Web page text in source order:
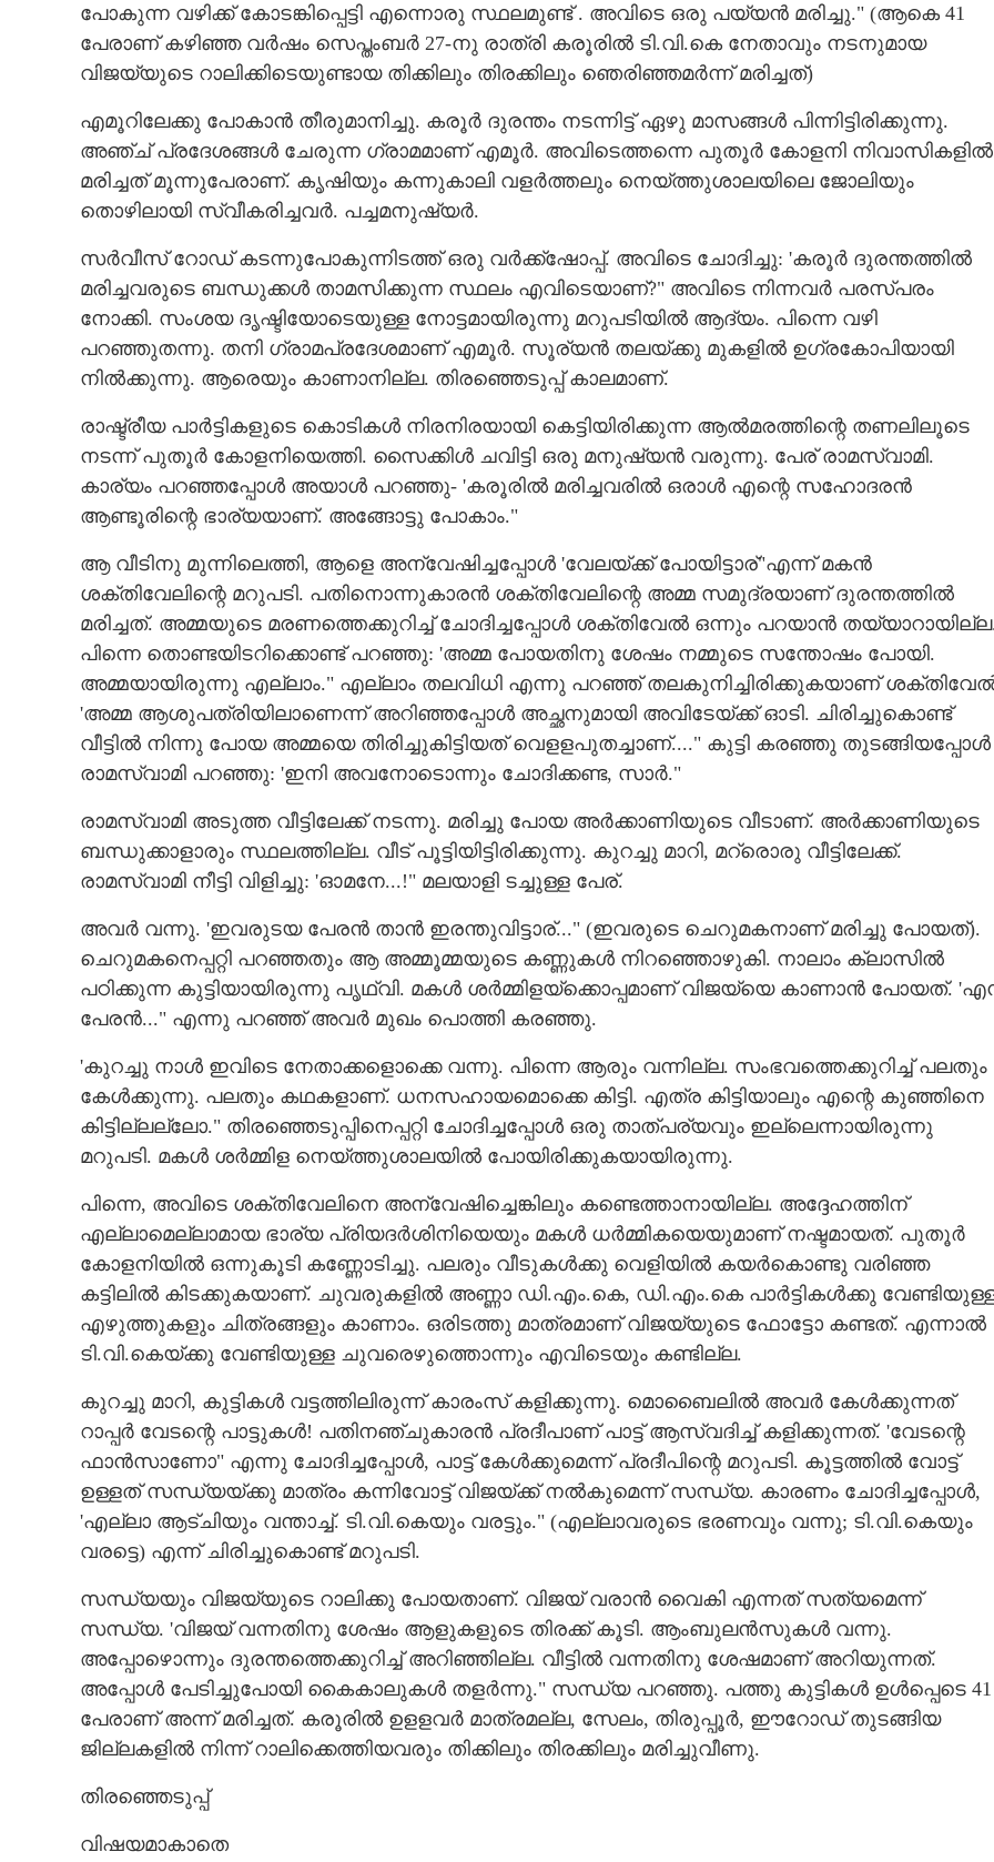
പോകുന്ന വഴിക്ക് കോടങ്കിപ്പെട്ടി എന്നൊരു സ്ഥലമുണ്ട് . അവിടെ ഒരു പയ്യൻ മരിച്ചു." (ആകെ 41
പേരാണ് കഴിഞ്ഞ വർഷം സെപ്തംബർ 27-നു രാത്രി കരൂരിൽ ടി.വി.കെ നേതാവും നടനുമായ
വിജയ്‌യുടെ റാലിക്കിടെയുണ്ടായ തിക്കിലും തിരക്കിലും ഞെരിഞ്ഞമർന്ന് മരിച്ചത്)
എമൂറിലേക്കു പോകാൻ തീരുമാനിച്ചു. കരൂർ ദുരന്തം നടന്നിട്ട് ഏഴു മാസങ്ങൾ പിന്നിട്ടിരിക്കുന്നു.
അഞ്ച് പ്രദേശങ്ങൾ ചേരുന്ന ഗ്രാമമാണ് എമൂർ. അവിടെത്തന്നെ പുതൂർ കോളനി നിവാസികളിൽ
മരിച്ചത് മൂന്നുപേരാണ്. കൃഷിയും കന്നുകാലി വളർത്തലും നെയ്ത്തുശാലയിലെ ജോലിയും
തൊഴിലായി സ്വീകരിച്ചവർ. പച്ചമനുഷ്യർ.
സർവീസ് റോഡ് കടന്നുപോകുന്നിടത്ത് ഒരു വർക്ക്‌ഷോപ്പ്. അവിടെ ചോദിച്ചു: 'കരൂ‌ർ ദുരന്തത്തിൽ
മരിച്ചവരുടെ ബന്ധുക്കൾ താമസിക്കുന്ന സ്ഥലം എവിടെയാണ്?" അവിടെ നിന്നവർ പരസ്പരം
നോക്കി. സംശയ ദൃഷ്ടിയോടെയുള്ള നോട്ടമായിരുന്നു മറുപടിയിൽ ആദ്യം. പിന്നെ വഴി
പറഞ്ഞുതന്നു. തനി ഗ്രാമപ്രദേശമാണ് എമൂർ. സൂര്യൻ തലയ്ക്കു മുകളിൽ ഉഗ്രകോപിയായി
നിൽക്കുന്നു. ആരെയും കാണാനില്ല. തിരഞ്ഞെടുപ്പ് കാലമാണ്.
രാഷ്ട്രീയ പാർട്ടികളുടെ കൊടികൾ നിരനിരയായി കെട്ടിയിരിക്കുന്ന ആൽമരത്തിന്റെ തണലിലൂടെ
നടന്ന് പുതൂർ കോളനിയെത്തി. സൈക്കിൾ ചവിട്ടി ഒരു മനുഷ്യൻ വരുന്നു. പേര് രാമസ്വാമി.
കാര്യം പറഞ്ഞപ്പോൾ അയാൾ പറ‌ഞ്ഞു- 'കരൂരിൽ മരിച്ചവരിൽ ഒരാൾ എന്റെ സഹോദരൻ
ആണ്ടൂരിന്റെ ഭാര്യയാണ്. അങ്ങോട്ടു പോകാം."
ആ വീടിനു മുന്നിലെത്തി, ആളെ അന്വേഷിച്ചപ്പോൾ 'വേലയ്ക്ക് പോയിട്ടാര്"എന്ന് മകൻ
ശക്തിവേലിന്റെ മറുപടി. പതിനൊന്നുകാരൻ ശക്തിവേലിന്റെ അമ്മ സമുദ്ര‌യാണ് ദുരന്തത്തിൽ
മരിച്ചത്. അമ്മയുടെ മരണത്തെക്കുറിച്ച് ചോദിച്ചപ്പോൾ ശക്തിവേൽ ഒന്നും പറയാൻ
പിന്നെ തൊണ്ടയിടറിക്കൊണ്ട് പറഞ്ഞു: 'അമ്മ പോയതിനു ശേഷം നമ്മുടെ സന്തോഷം പോയി.
അമ്മയായിരുന്നു എല്ലാം." എല്ലാം തലവിധി എന്നു പറഞ്ഞ് തലകുനിച്ചിരിക്കുകയാണ്
'അമ്മ ആശുപത്രിയിലാണെന്ന് അറിഞ്ഞപ്പോൾ അച്ഛനുമായി അവിടേയ്ക്ക് ഓടി. ചിരിച്ചുകൊണ്ട്
വീട്ടിൽ നിന്നു പോയ അമ്മയെ തിരിച്ചുകിട്ടിയത് വെളളപുതച്ചാണ്...." കുട്ടി കരഞ്ഞു തുടങ്ങിയപ്പോൾ
രാമസ്വാമി പറഞ്ഞു: 'ഇനി അവനോടൊന്നും ചോദിക്കണ്ട, സാ‌ർ."
രാമസ്വാമി അടുത്ത വീട്ടിലേക്ക് നടന്നു. മരിച്ചു പോയ അർക്കാണിയുടെ വീടാണ്. അർക്കാണിയുടെ
ബന്ധുക്കാളാരും സ്ഥലത്തില്ല. വീട് പൂട്ടിയിട്ടിരിക്കുന്നു. കുറച്ചു മാറി,​ മറ്രൊരു വീട്ടിലേക്ക്.
രാമസ്വാമി നീട്ടി വിളിച്ചു: 'ഓമനേ...!" മലയാളി ടച്ചുള്ള പേര്.
അവർ വന്നു. 'ഇവരുടയ പേരൻ താൻ ഇരന്തുവിട്ടാര്..." (ഇവരുടെ ചെറുമകനാണ് മരിച്ചു പോയത്).
ചെറുമകനെപ്പറ്റി പറഞ്ഞതും ആ അമ്മൂമ്മയുടെ കണ്ണുകൾ നിറഞ്ഞൊഴുകി. നാലാം ക്ലാസിൽ
പഠിക്കുന്ന കുട്ടിയായിരുന്നു പൃഥ്വി. മകൾ ശർമ്മിളയ്ക്കൊപ്പമാണ് വിജയ്‌യെ കാണാൻ പോയത്.
പേരൻ..." എന്നു പറഞ്ഞ് അവർ മുഖം പൊത്തി കരഞ്ഞു.
'കുറച്ചു നാൾ ഇവിടെ നേതാക്കളൊക്കെ വന്നു. പിന്നെ ആരും വന്നില്ല. സംഭവത്തെക്കുറിച്ച് പലതും
കേൾക്കുന്നു. പലതും കഥകളാണ്. ധനസഹായമൊക്കെ കിട്ടി. എത്ര കിട്ടിയാലും എന്റെ കുഞ്ഞിനെ
കിട്ടില്ലല്ലോ." തിരഞ്ഞെടുപ്പിനെപ്പറ്റി ചോദിച്ചപ്പോൾ ഒരു താത്പര്യവും ഇല്ലെന്നായിരുന്നു
മറുപടി. മകൾ ശർമ്മിള നെയ്ത്തുശാലയിൽ പോയിരിക്കുകയായിരുന്നു.
പിന്നെ, അവിടെ ശക്തിവേലിനെ അന്വേഷിച്ചെങ്കിലും കണ്ടെത്താനായില്ല. അദ്ദേഹത്തിന്
എല്ലാമെല്ലാമായ ഭാര്യ പ്രിയദർശിനിയെയും മകൾ ധർമ്മികയെയുമാണ് നഷ്ടമായത്. പുതൂർ
കോളനിയിൽ ഒന്നുകൂടി കണ്ണോടിച്ചു. പലരും വീടുകൾക്കു വെളിയിൽ കയർകൊണ്ടു വരിഞ്ഞ
കട്ടിലിൽ കിടക്കുകയാണ്. ചുവരുകളിൽ അണ്ണാ ഡി.എം.കെ, ഡി.എം.കെ പാർട്ടികൾക്കു
എഴുത്തുകളും ചിത്രങ്ങളും കാണാം. ഒരിടത്തു മാത്രമാണ് വിജയ്‌യുടെ ഫോട്ടോ കണ്ടത്. എന്നാൽ
ടി.വി.കെയ്ക്കു വേണ്ടിയുള്ള ചുവരെഴുത്തൊന്നും എവിടെയും കണ്ടില്ല.
കുറച്ചു മാറി,​ കുട്ടികൾ വട്ടത്തിലിരുന്ന് കാരംസ് കളിക്കുന്നു. മൊബൈലിൽ അവർ കേൾക്കുന്നത്
റാപ്പർ വേടന്റെ പാട്ടുകൾ! പതിന‌ഞ്ചുകാരൻ പ്രദീപാണ് പാട്ട് ആസ്വദിച്ച് കളിക്കുന്നത്. 'വേടന്റെ
ഫാൻസാണോ" എന്നു ചോദിച്ചപ്പോൾ, പാട്ട് കേൾക്കുമെന്ന് പ്രദീപിന്റെ മറുപടി. കൂട്ടത്തിൽ വോട്ട്
ഉള്ളത് സന്ധ്യയ്ക്കു മാത്രം കന്നിവോട്ട് വിജയ്ക്ക് നൽകുമെന്ന് സന്ധ്യ. കാരണം ചോദിച്ചപ്പോൾ,​
'എല്ലാ ആട്ചിയും വന്താച്ച്. ടി.വി.കെയും വരട്ടും." (എല്ലാവരുടെ ഭരണവും വന്നു; ടി.വി.കെയും
വരട്ടെ) എന്ന് ചിരിച്ചുകൊണ്ട് മറുപടി.
സന്ധ്യയും വിജയ്‌യുടെ റാലിക്കു പോയതാണ്. വിജയ് വരാൻ വൈകി എന്നത് സത്യമെന്ന്
സന്ധ്യ. 'വിജയ് വന്നതിനു ശേഷം ആളുകളുടെ തിരക്ക് കൂടി. ആംബുലൻസുകൾ വന്നു.
അപ്പോഴൊന്നും ദുരന്തത്തെക്കുറിച്ച് അറി‌ഞ്ഞില്ല. വീട്ടിൽ വന്നതിനു ശേഷമാണ് അറിയുന്നത്.
അപ്പോൾ പേടിച്ചുപോയി കൈകാലുകൾ തളർന്നു." സന്ധ്യ പറഞ്ഞു. പത്തു കുട്ടികൾ ഉൾപ്പെടെ 41
പേരാണ് അന്ന് മരിച്ചത്. കരൂരിൽ ഉളളവർ മാത്രമല്ല, സേലം, തിരുപ്പൂർ, ഈറോഡ് തുടങ്ങിയ
ജില്ലകളിൽ നിന്ന് റാലിക്കെത്തിയവരും തിക്കിലും തിരക്കിലും മരിച്ചുവീണു.
തിരഞ്ഞെടുപ്പ്
വിഷയമാകാതെ
കരൂർ; ഉണങ്ങാത്ത കണ്ണീർപ്പൊട്ട്
Copy Link